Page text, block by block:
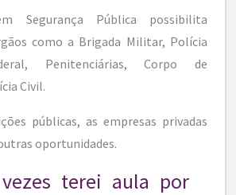
Segurança Pública possibilita
como a Brigada Militar, Polícia
Penitenciárias, Corpo de
Civil.
públicas, as empresas privadas
oportunidades.
terei aula por